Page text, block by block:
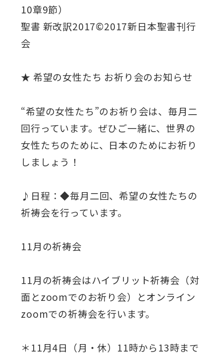
10章9節）
聖書 新改訳2017©2017新日本聖書刊行
会
★ 希望の女性たち お祈り会のお知らせ
“希望の女性たち”のお祈り会は、毎月二
回行っています。ぜひご一緒に、世界の
女性たちのために、日本のためにお祈り
しましょう！
♪日程：◆毎月二回、希望の女性たちの
祈祷会を行っています。
11月の祈祷会
11月の祈祷会はハイブリット祈祷会（対
面とzoomでのお祈り会）とオンライン
zoomでの祈祷会を行います。
＊11月4日（月・休）11時から13時まで